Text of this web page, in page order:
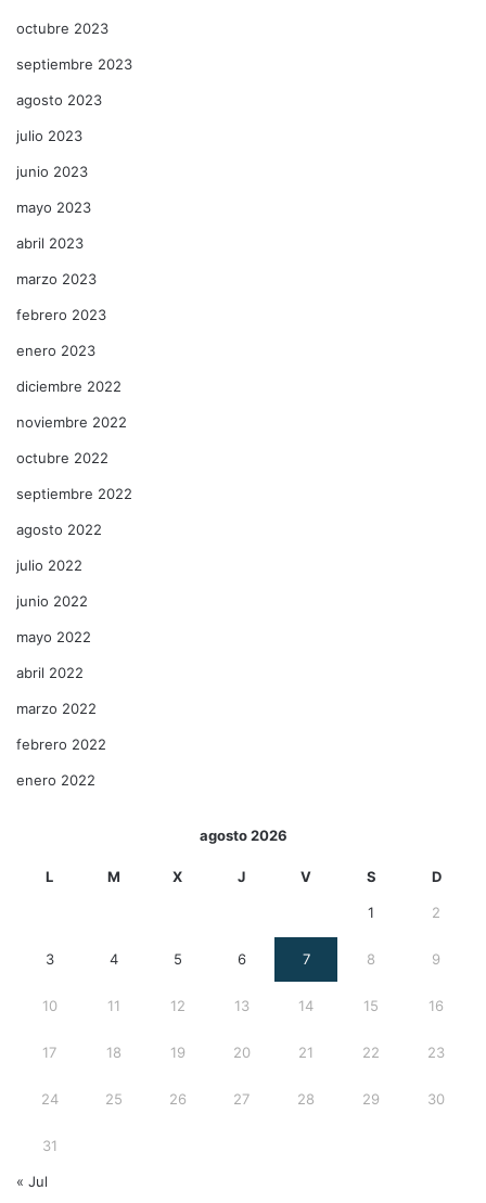
octubre 2023
septiembre 2023
agosto 2023
julio 2023
junio 2023
mayo 2023
abril 2023
marzo 2023
febrero 2023
enero 2023
diciembre 2022
noviembre 2022
octubre 2022
septiembre 2022
agosto 2022
julio 2022
junio 2022
mayo 2022
abril 2022
marzo 2022
febrero 2022
enero 2022
agosto 2026
L M X J V S D
1 2
3 4 5 6 7 8 9
10 11 12 13 14 15 16
17 18 19 20 21 22 23
24 25 26 27 28 29 30
31
« Jul